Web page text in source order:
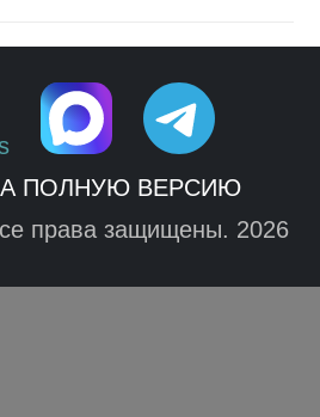
ПОЛНУЮ ВЕРСИЮ
права защищены. 2026